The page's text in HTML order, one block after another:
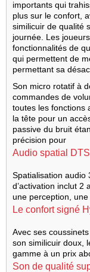
importants qui
plus sur le confort,
similicuir de qualité
journée. Les
fonctionnalités de
qui permettent de
permettant sa
Son micro rotatif à
commandes de
toutes les fonctions
la tête pour un
passive du bruit
précision pour
Audio spatial
Spatialisation audio
d’activation inclut 2
une perception,
Le confort signé
Avec ses
son similicuir doux,
gamme à un prix
Son de qualité